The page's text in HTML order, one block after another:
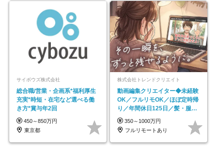
サイボウズ株式会社
総合職/営業・企画系*福利厚生
充実*時短・在宅など選べる働
き方*賞与年2回
450～850万円
東京都
株式会社トレンドクリエイト
動画編集クリエイター◆未経験
OK／フルリモOK／ほぼ定時帰
り／年間休日125日／髪・服・
ネイル自由／副業OK
350～1000万円
フルリモートあり